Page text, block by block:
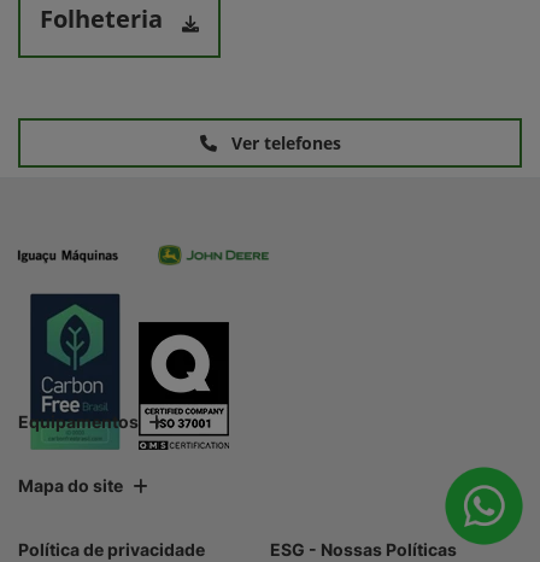
Folheteria
Ver telefones
Equipamentos
Mapa do site
Política de privacidade ESG - Nossas Políticas